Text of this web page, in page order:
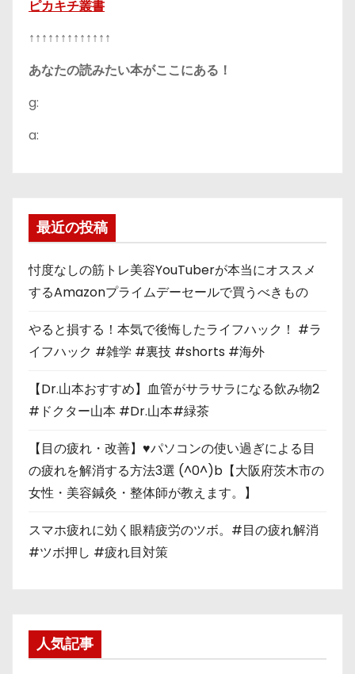
ピカキチ叢書
↑↑↑↑↑↑↑↑↑↑↑↑↑
あなたの読みたい本がここにある！
g:
a:
最近の投稿
忖度なしの筋トレ美容YouTuberが本当にオススメ
するAmazonプライムデーセールで買うべきもの
やると損する！本気で後悔したライフハック！ #ラ
イフハック #雑学 #裏技 #shorts #海外
【Dr.山本おすすめ】血管がサラサラになる飲み物2
#ドクター山本 #Dr.山本#緑茶
【目の疲れ・改善】♥パソコンの使い過ぎによる目
の疲れを解消する方法3選 (^0^)b【大阪府茨木市の
女性・美容鍼灸・整体師が教えます。】
スマホ疲れに効く眼精疲労のツボ。#目の疲れ解消
#ツボ押し #疲れ目対策
人気記事